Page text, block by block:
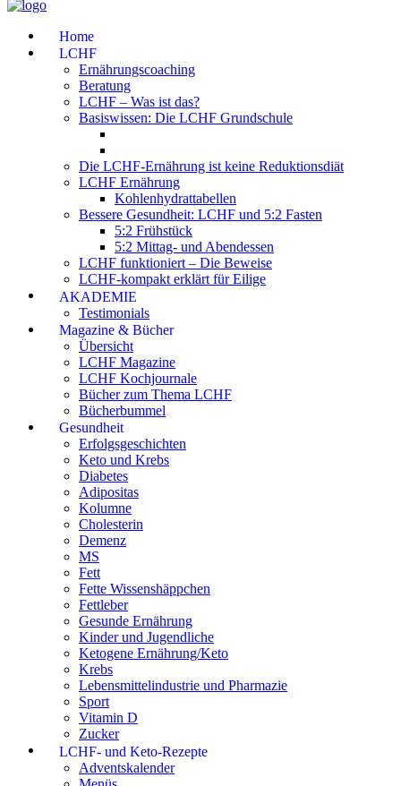
Home
LCHF
Ernährungscoaching
Beratung
LCHF – Was ist das?
Basiswissen: Die LCHF Grundschule
Die LCHF-Ernährung ist keine Reduktionsdiät
LCHF Ernährung
Kohlenhydrattabellen
Bessere Gesundheit: LCHF und 5:2 Fasten
5:2 Frühstück
5:2 Mittag- und Abendessen
LCHF funktioniert – Die Beweise
LCHF-kompakt erklärt für Eilige
AKADEMIE
Testimonials
Magazine & Bücher
Übersicht
LCHF Magazine
LCHF Kochjournale
Bücher zum Thema LCHF
Bücherbummel
Gesundheit
Erfolgsgeschichten
Keto und Krebs
Diabetes
Adipositas
Kolumne
Cholesterin
Demenz
MS
Fett
Fette Wissenshäppchen
Fettleber
Gesunde Ernährung
Kinder und Jugendliche
Ketogene Ernährung/Keto
Krebs
Lebensmittelindustrie und Pharmazie
Sport
Vitamin D
Zucker
LCHF- und Keto-Rezepte
Adventskalender